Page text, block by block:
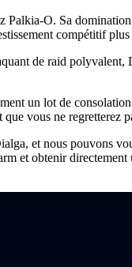
Palkia-O. Sa
compétitif
de raid
un lot de
vous ne regretterez
et nous pouvons
et obtenir directement